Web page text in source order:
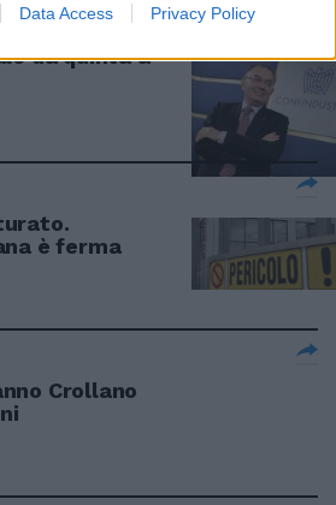
Data Access Privacy Policy
da quinta a
è ferma
Crollano